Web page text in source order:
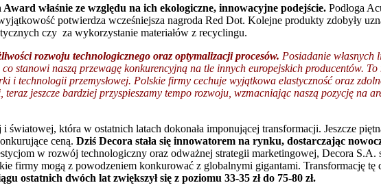
właśnie ze względu na ich ekologiczne, innowacyjne podejście. Podłoga
potwierdza wcześniejsza nagroda Red Dot. Kolejne produkty zdobyły
czy za wykorzystanie materiałów z recyclingu.
rozwoju technologicznego oraz optymalizacji procesów. Posiadanie
stanowi naszą przewagę konkurencyjną na tle innych europejskich producentów.
i technologii przemysłowej. Polskie firmy cechuje wyjątkowa elastyczność oraz
jeszcze bardziej przyspieszamy tempo rozwoju, wzmacniając naszą pozycję na
która w ostatnich latach dokonała imponującej transformacji. Jeszcze
ceną. Dziś Decora stała się innowatorem na rynku, dostarczając
w rozwój technologiczny oraz odważnej strategii marketingowej, Decora S.A.
firmy mogą z powodzeniem konkurować z globalnymi gigantami. Transformację tę
ostatnich dwóch lat zwiększył się z poziomu 33-35 zł do 75-80 zł.